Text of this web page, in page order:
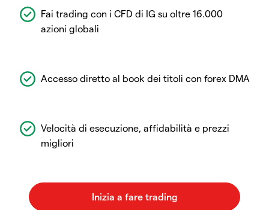
Fai trading con i CFD di IG su oltre 16.000
azioni globali
Accesso diretto al book dei titoli con forex DMA
Velocità di esecuzione, affidabilità e prezzi
migliori